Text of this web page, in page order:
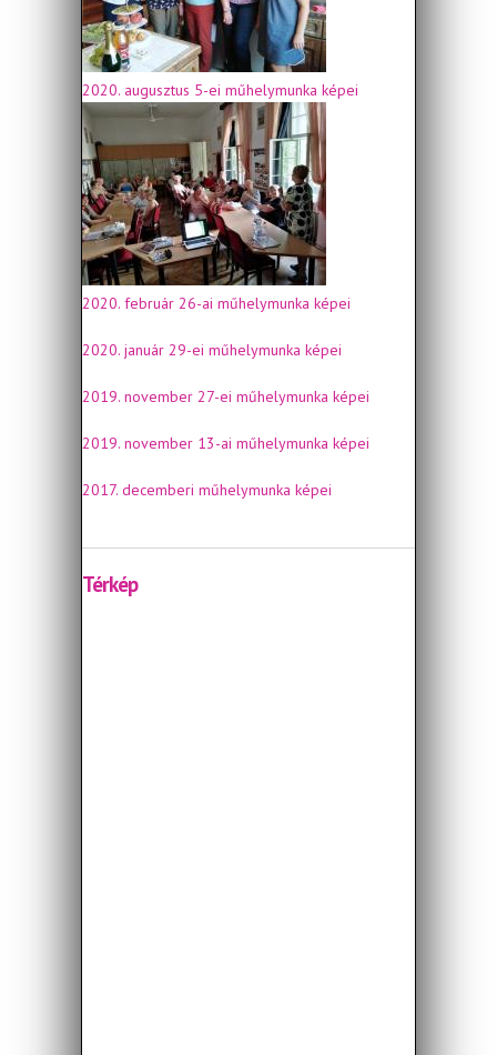
2020. augusztus 5-ei műhelymunka képei
2020. február 26-ai műhelymunka képei
2020. január 29-ei műhelymunka képei
2019. november 27-ei műhelymunka képei
2019. november 13-ai műhelymunka képei
2017. decemberi műhelymunka képei
Térkép